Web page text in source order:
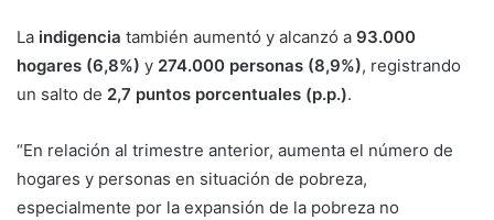
La indigencia también aumentó y alcanzó a 93.000
hogares (6,8%) y 274.000 personas (8,9%), registrando
un salto de 2,7 puntos porcentuales (p.p.).
“En relación al trimestre anterior, aumenta el número de
hogares y personas en situación de pobreza,
especialmente por la expansión de la pobreza no